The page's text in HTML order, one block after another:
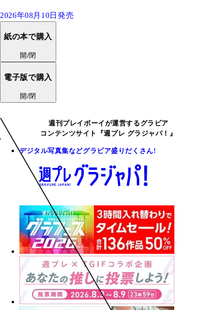
2026年08月10日発売
紙の本で購入
開/閉
電子版で購入
開/閉
週刊プレイボーイが運営するグラビア
コンテンツサイト『週プレ グラジャパ！』
デジタル写真集などグラビア盛りだくさん!